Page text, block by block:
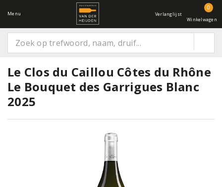
Menu Verlanglijst
0
Winkelwagen
Le Clos du Caillou Côtes du Rhône
Le Bouquet des Garrigues Blanc
2025